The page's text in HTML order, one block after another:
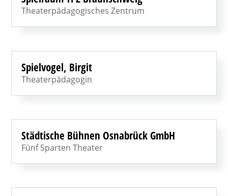
Theaterpädagogisches Zentrum
Spielvogel, Birgit
Theaterpädagogin
Städtische Bühnen Osnabrück GmbH
Fünf Sparten Theater